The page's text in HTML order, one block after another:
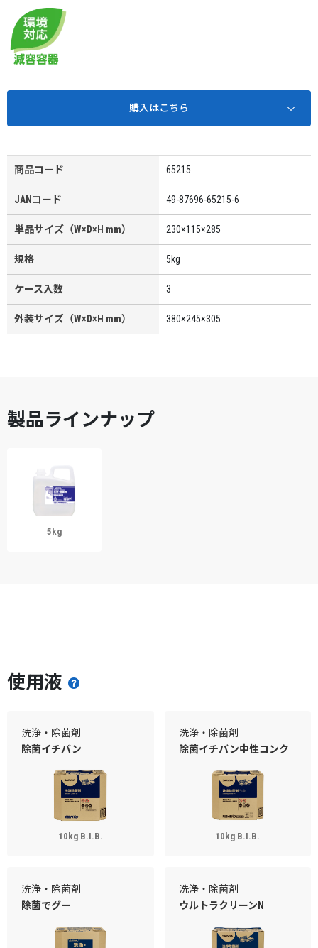
購入はこちら
商品コード 65215
JANコード 49-87696-65215-6
単品サイズ（W×D×H mm） 230×115×285
規格 5kg
ケース入数 3
外装サイズ（W×D×H mm） 380×245×305
製品ラインナップ
5kg
使用液
洗浄・除菌剤
除菌イチバン
10kg B.I.B.
洗浄・除菌剤
除菌イチバン中性コンク
10kg B.I.B.
洗浄・除菌剤
除菌でグー
洗浄・除菌剤
ウルトラクリーンN